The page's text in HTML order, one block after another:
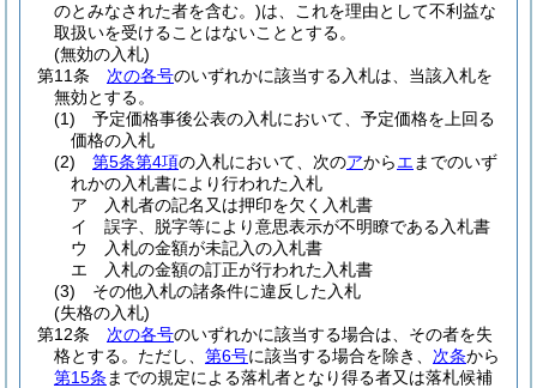
のとみなされた者を含む。)は、これを理由として不利益な
取扱いを受けることはないこととする。
(無効の入札)
第11条
次の各号のいずれかに該当する入札は、当該入札を
無効とする。
(1)
予定価格事後公表の入札において、予定価格を上回る
価格の入札
(2)
第5条第4項の入札において、次のアからエ までのいず
れかの入札書により行われた入札
ア
入札者の記名又は押印を欠く入札書
イ
誤字、脱字等により意思表示が不明瞭である入札書
ウ
入札の金額が未記入の入札書
エ
入札の金額の訂正が行われた入札書
(3)
その他入札の諸条件に違反した入札
(失格の入札)
第12条
次の各号のいずれかに該当する場合は、その者を失
格とする。 ただし、 第6号に該当する場合を除き、 次条から
第15条 までの規定による落札者となり得る者又は落札候補